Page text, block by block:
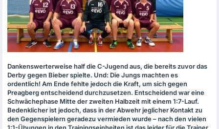
Dankenswerterweise half die C-Jugend aus, die bereits zuvor das
Derby gegen Bieber spielte. Und: Die Jungs machten es
ordentlich! Am Ende fehlte jedoch die Kraft, um sich gegen
Preagberg entscheidend durchzusetzen. Entscheidend war eine
Schwächephase Mitte der zweiten Halbzeit mit einem 1:7-Lauf.
Bedenklicher ist jedoch, dass in der Abwehr jeglicher Kontakt zu
den Gegenspielern geradezu vermieden wurde – nach den vielen